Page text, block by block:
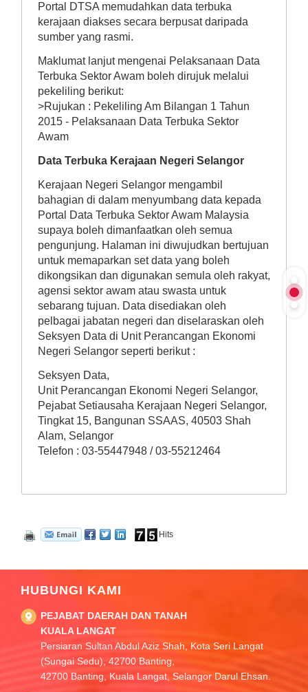
Portal DTSA memudahkan data terbuka
kerajaan diakses secara berpusat daripada
sumber yang rasmi.
Maklumat lanjut mengenai Pelaksanaan Data
Terbuka Sektor Awam boleh dirujuk melalui
pekeliling berikut:
>Rujukan : Pekeliling Am Bilangan 1 Tahun
2015 - Pelaksanaan Data Terbuka Sektor
Awam
Data Terbuka Kerajaan Negeri Selangor
Kerajaan Negeri Selangor mengambil
bahagian di dalam menyumbang data kepada
Portal Data Terbuka Sektor Awam Malaysia
supaya boleh dimanfaatkan oleh semua
pengunjung. Halaman ini diwujudkan bertujuan
untuk memaparkan set data yang boleh
dikongsikan dan digunakan semula oleh rakyat,
agensi sektor awam atau swasta untuk
sebarang tujuan. Data disediakan oleh
pelbagai jabatan negeri dan diselaraskan oleh
Seksyen Data di Unit Perancangan Ekonomi
Negeri Selangor seperti berikut :
Seksyen Data,
Unit Perancangan Ekonomi Negeri Selangor,
Pejabat Setiausaha Kerajaan Negeri Selangor,
Tingkat 15, Bangunan SSAAS, 40503 Shah
Alam, Selangor
Telefon : 03-55447948 / 03-55212464
Hits
HUBUNGI KAMI
PEJABAT DAERAH DAN TANAH
KUALA LANGAT
Persiaran Sultan Abdul Aziz Shah, Kota Seri Langat
(Sungai Sedu), 42700 Banting,
42700 Banting, Kuala Langat, Selangor Darul Ehsan.